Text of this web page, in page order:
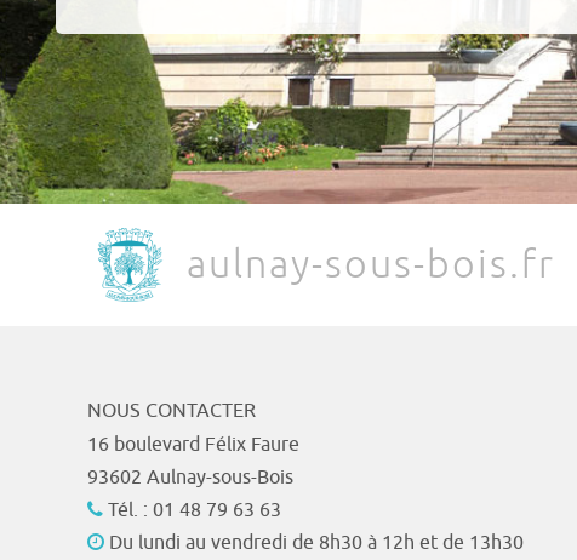
aulnay-sous-bois.fr
NOUS CONTACTER
16 boulevard Félix Faure
93602 Aulnay-sous-Bois
Tél. : 01 48 79 63 63
Du lundi au vendredi de 8h30 à 12h et de 13h30